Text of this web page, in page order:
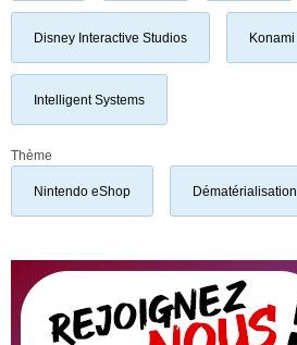
Disney Interactive Studios Konami
Intelligent Systems
Thème
Nintendo eShop Dématérialisation